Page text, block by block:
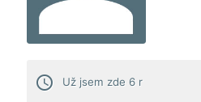
access_time Už jsem zde 6 r